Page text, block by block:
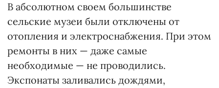
В абсолютном своем большинстве
сельские музеи были отключены от
отопления и электроснабжения. При этом
ремонты в них — даже самые
необходимые — не проводились.
Экспонаты заливались дождями,